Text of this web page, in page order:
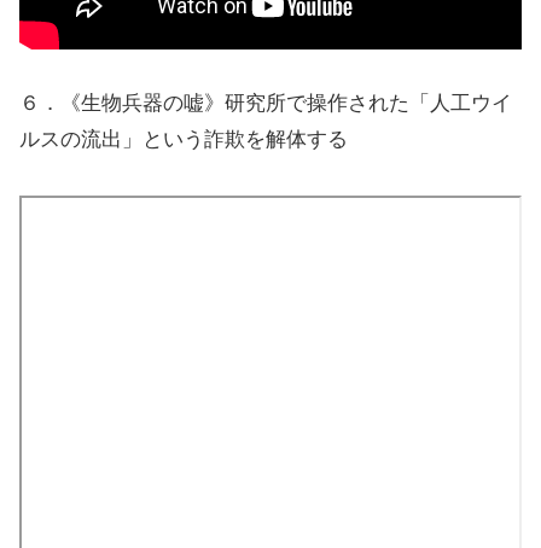
６．《生物兵器の嘘》研究所で操作された「人工ウイ
ルスの流出」という詐欺を解体する